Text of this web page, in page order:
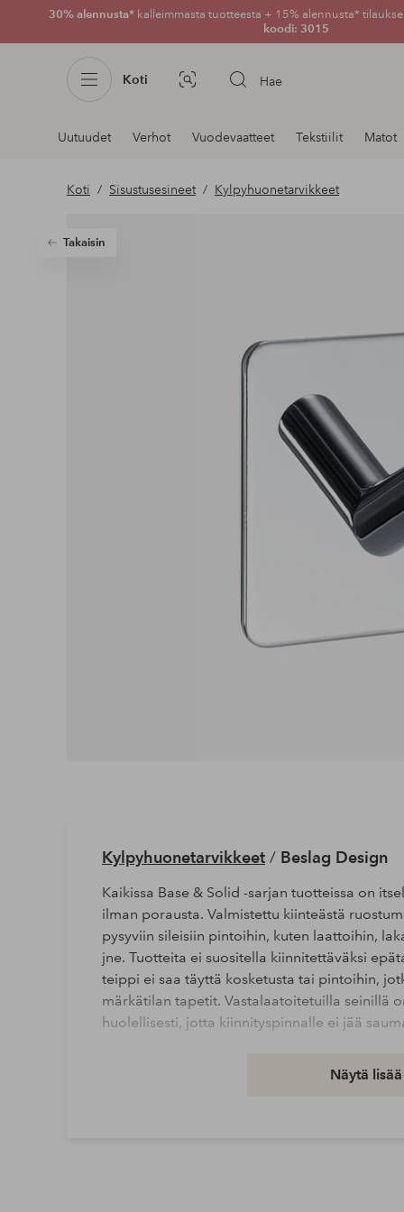
30% alennusta* kalleimmasta tuotteesta + 15% alennusta*
koodi: 3015
Koti Kuvahaku Hae
Navigointi
osastoilla
Uutuudet Verhot Vuodevaatteet Tekstiilit Matot
Koti Sisustusesineet Kylpyhuonetarvikkeet
Takaisin
Kylpyhuonetarvikkeet/ Beslag Design
Kaikissa Base & Solid -sarjan tuotteissa on
ilman porausta. Valmistettu kiinteästä
pysyviin sileisiin pintoihin, kuten laattoihin,
jne. Tuotteita ei suositella kiinnitettäväksi
teippi ei saa täyttä kosketusta tai pintoihin,
märkätilan tapetit. Vastalaatoitetuilla seinillä
huolellisesti, jotta kiinnityspinnalle ei jää
Näytä lisää